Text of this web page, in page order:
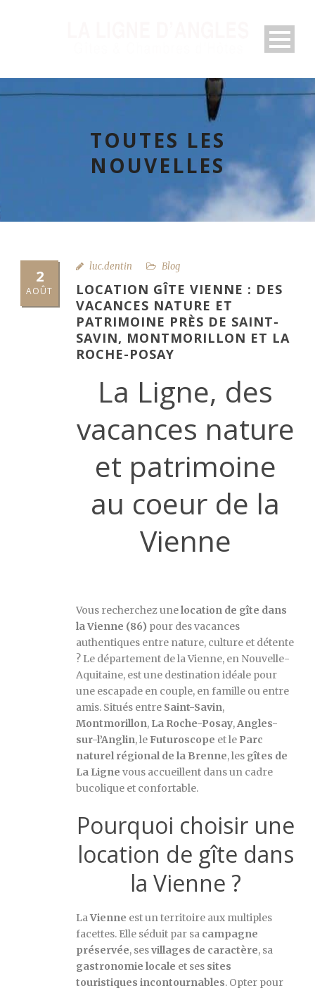
TOUTES LES
NOUVELLES
2
AOÛT
luc.dentin Blog
LOCATION GÎTE VIENNE : DES
VACANCES NATURE ET
PATRIMOINE PRÈS DE SAINT-
SAVIN, MONTMORILLON ET LA
ROCHE-POSAY
La Ligne, des
vacances nature
et patrimoine
au coeur de la
Vienne
Vous recherchez unelocation de gîte dans
la Vienne (86) pour des vacances
authentiques entre nature, culture et détente
? Le département de la Vienne, en Nouvelle-
Aquitaine, est une destination idéale pour
une escapade en couple, en famille ou entre
amis. Situés entre Saint-Savin,
Montmorillon, La Roche-Posay,Angles-
sur-l’Anglin, le Futuroscope et le Parc
naturel régional de la Brenne, les gîtes de
La Ligne vous accueillent dans un cadre
bucolique et confortable.
Pourquoi choisir une
location de gîte dans
la Vienne ?
LaVienne est un territoire aux multiples
facettes. Elle séduit par sa campagne
préservée, sesvillages de caractère, sa
gastronomie locale et ses sites
touristiques incontournables. Opter pour